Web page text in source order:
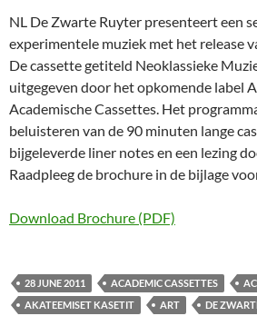
NL De Zwarte Ruyter presenteert een
experimentele muziek met het release
De cassette getiteld Neoklassieke
uitgegeven door het opkomende label
Academische Cassettes. Het
beluisteren van de 90 minuten lange
bijgeleverde liner notes en een lezing
Raadpleeg de brochure in de bijlage
Download Brochure (PDF)
28 JUNE 2011 ACADEMIC CASSETTES
AKATEEMISET KASETIT
ART
DE